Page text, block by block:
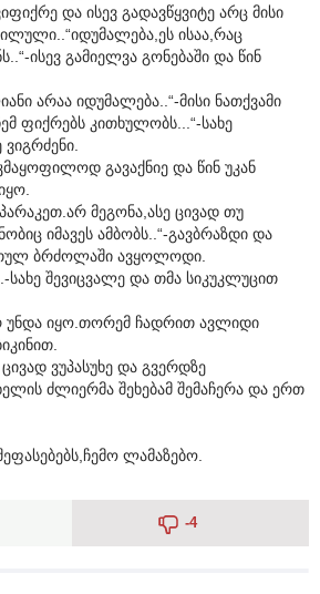
და ისევ გადავწყვიტე არც მისი
ისაა,რაც
ისევ გამიელვა გონებაში და წინ
არაა იდუმალება..“-მისი ნათქვამი
ფიქრებს კითხულობს...“-სახე
გავაქნიე და წინ უკან
მეგონა,ასე ცივად თუ
იმავეს ამბობს..“-გავბრაზდი და
ბრძოლაში ავყოლოდი.
სახე შევიცვალე და თმა სიკუკლუცით
იყო.თორემ ჩადრით ავლიდი
ვუპასუხე და გვერდზე
ძლიერმა შეხებამ შემაჩერა და ერთ
ლამაზებო.
-4